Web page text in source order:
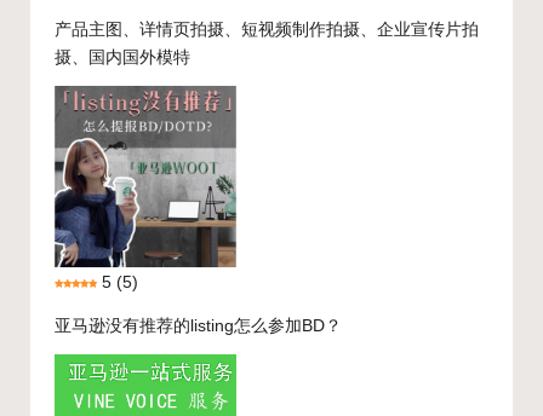
产品主图、详情页拍摄、短视频制作拍摄、企业宣传片拍
摄、国内国外模特
5 (5)
亚马逊没有推荐的listing怎么参加BD？